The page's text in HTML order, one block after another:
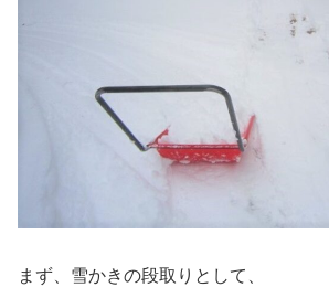
まず、雪かきの段取りとして、